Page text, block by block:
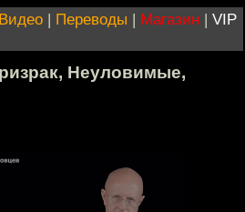
Видео | Переводы | Магазин | VIP
Неуловимые,